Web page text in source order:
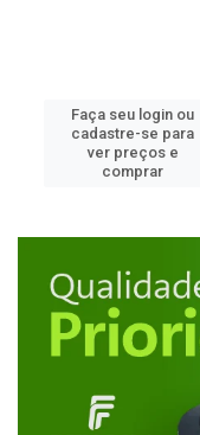
Faça seu login ou
cadastre-se para
ver preços e
comprar